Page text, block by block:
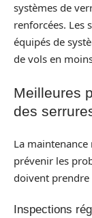
systèmes de
renforcées. Les
équipés de
de vols en
Meilleures
des
La
prévenir les
doivent prendre
Inspections